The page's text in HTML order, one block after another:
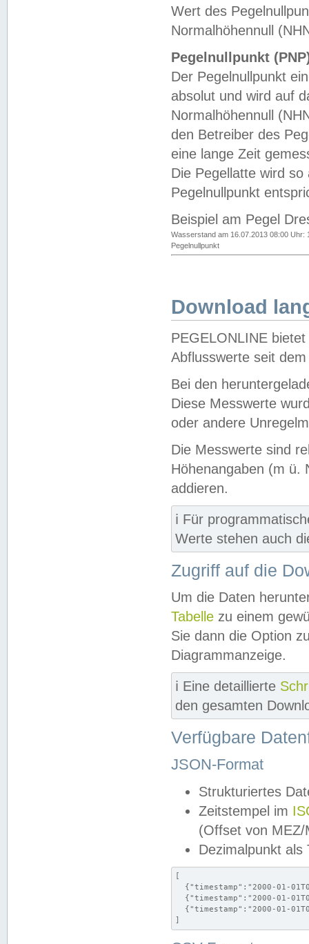
Wert des
Normalhöhennull
Pegelnullpunkt
Der Pegelnullpunkt
absolut und wird auf
Normalhöhennull
den Betreiber des
eine lange Zeit
Die Pegellatte wird
Pegelnullpunkt
Beispiel am Pegel
Wasserstand am 16.07.2013 08:00 Uhr:
Pegelnullpunkt
Download
PEGELONLINE
Abflusswerte seit
Bei den
Diese Messwerte
oder andere
Die Messwerte sind
Höhenangaben (m ü.
addieren.
ℹ️ Für
Werte stehen auch
Zugriff auf die
Um die Daten
Tabelle zu einem
Sie dann die Option
Diagrammanzeige.
ℹ️ Eine detaillierte
den gesamten
Verfügbare
JSON-Format
Strukturiertes
Zeitstempel im
(Offset von MEZ/
Dezimalpunkt als
[
{"timestamp":"2000-01-
{"timestamp":"2000-01-
{"timestamp":"2000-01-
]